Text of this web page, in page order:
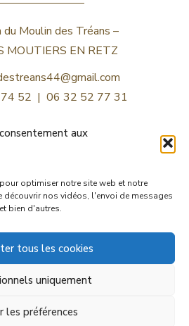
aux
optimiser notre site web et notre
découvrir nos vidéos, l'envoi de messages
bien d'autres.
tous les cookies
uniquement
les préférences
du Moulin des Tréans –
MOUTIERS EN RETZ
52 | 06 32 52 77 31
légales
Orocom.fr